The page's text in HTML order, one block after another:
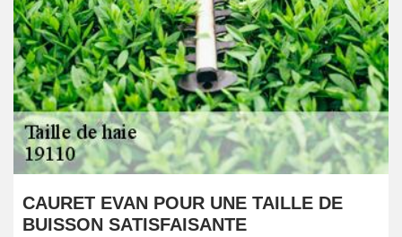
CAURET EVAN POUR UNE TAILLE DE
BUISSON SATISFAISANTE